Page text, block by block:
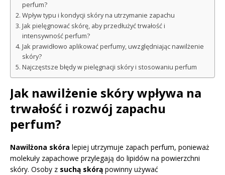
perfum?
Wpływ typu i kondycji skóry na utrzymanie zapachu
Jak pielęgnować skórę, aby przedłużyć trwałość i
intensywność perfum?
Jak prawidłowo aplikować perfumy, uwzględniając nawilżenie
skóry?
Najczęstsze błędy w pielęgnacji skóry i stosowaniu perfum
Jak nawilżenie skóry wpływa na
trwałość i rozwój zapachu
perfum?
Nawilżona skóra lepiej utrzymuje zapach perfum, ponieważ
molekuły zapachowe przylegają do lipidów na powierzchni
skóry. Osoby z suchą skórą powinny używać